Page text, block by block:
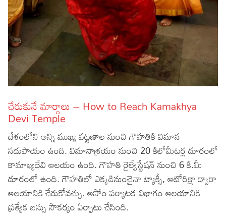
చేరుకునే మార్గాలు – How to Reach Kamakhya
Devi Temple
దేశంలోని అన్ని ముఖ్య పట్టణాల నుంచి గౌహతికి విమాన
సదుపాయం ఉంది. విమానాశ్రయం నుంచి 20 కిలోమీటర్ల దూరంలో
కామాఖ్యదేవి ఆలయం ఉంది. గౌహతి రైల్వేస్టేషన్‌ నుంచి 6 కి.మీ
దూరంలో ఉంది. గౌహతిలో ఎక్కడినుంచైనా ట్యాక్సీ, ఆటోరిక్షా ద్వారా
ఆలయానికి చేరుకోవచ్చు. అసోం పర్యాటక విభాగం ఆలయానికి
ప్రత్యేక బస్సు సౌకర్యం ఏర్పాటు చేసింది.